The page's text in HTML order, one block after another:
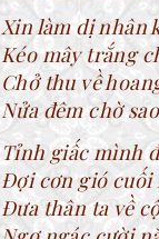
Xin làm dị nhân
Kéo mây trắng
Chở thu về
Nửa đêm chờ
Tỉnh giấc mình
Đợi cơn gió cuối
Đưa thân ta về